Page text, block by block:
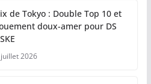
de Tokyo : Double Top 10 et
doux-amer pour DS
2026